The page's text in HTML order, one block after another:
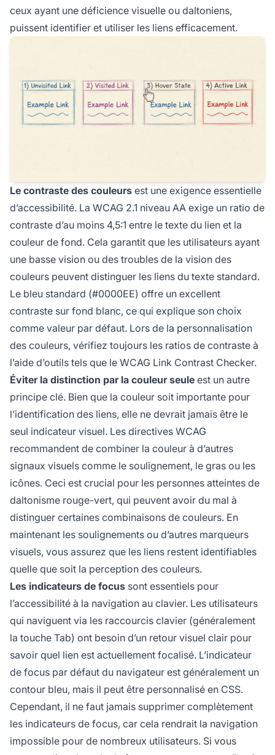
ceux ayant une déficience visuelle ou daltoniens,
puissent identifier et utiliser les liens efficacement.
Le contraste des couleurs est une exigence essentielle
d’accessibilité. La WCAG 2.1 niveau AA exige un ratio de
contraste d’au moins 4,5:1 entre le texte du lien et la
couleur de fond. Cela garantit que les utilisateurs ayant
une basse vision ou des troubles de la vision des
couleurs peuvent distinguer les liens du texte standard.
Le bleu standard (#0000EE) offre un excellent
contraste sur fond blanc, ce qui explique son choix
comme valeur par défaut. Lors de la personnalisation
des couleurs, vérifiez toujours les ratios de contraste à
l’aide d’outils tels que le WCAG Link Contrast Checker.
Éviter la distinction par la couleur seule est un autre
principe clé. Bien que la couleur soit importante pour
l’identification des liens, elle ne devrait jamais être le
seul indicateur visuel. Les directives WCAG
recommandent de combiner la couleur à d’autres
signaux visuels comme le soulignement, le gras ou les
icônes. Ceci est crucial pour les personnes atteintes de
daltonisme rouge-vert, qui peuvent avoir du mal à
distinguer certaines combinaisons de couleurs. En
maintenant les soulignements ou d’autres marqueurs
visuels, vous assurez que les liens restent identifiables
quelle que soit la perception des couleurs.
Les indicateurs de focus sont essentiels pour
l’accessibilité à la navigation au clavier. Les utilisateurs
qui naviguent via les raccourcis clavier (généralement
la touche Tab) ont besoin d’un retour visuel clair pour
savoir quel lien est actuellement focalisé. L’indicateur
de focus par défaut du navigateur est généralement un
contour bleu, mais il peut être personnalisé en CSS.
Cependant, il ne faut jamais supprimer complètement
les indicateurs de focus, car cela rendrait la navigation
impossible pour de nombreux utilisateurs. Si vous